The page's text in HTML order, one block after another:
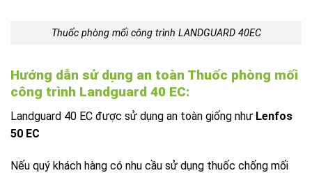
Thuốc phòng mối công trình LANDGUARD 40EC
Hướng dẫn sử dụng an toàn Thuốc phòng mối
công trình Landguard 40 EC:
Landguard 40 EC được sử dụng an toàn giống như Lenfos
50 EC
Nếu quý khách hàng có nhu cầu sử dụng thuốc chống mối